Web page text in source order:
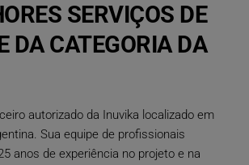
SERVIÇOS DE
DA CATEGORIA DA
autorizado da Inuvika localizado em
Sua equipe de profissionais
anos de experiência no projeto e na